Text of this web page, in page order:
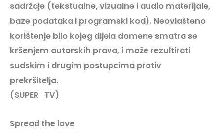
sadržaje (tekstualne, vizualne i audio materijale,
baze podataka i programski kod). Neovlašteno
korištenje bilo kojeg dijela domene smatra se
kršenjem autorskih prava, i može rezultirati
sudskim i drugim postupcima protiv
prekršitelja.
(SUPER TV)
Spread the love